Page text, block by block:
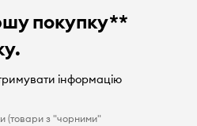
покупку**
інформацію
(товари з "чорними"